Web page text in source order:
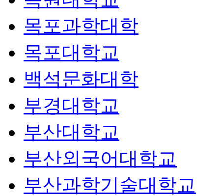
목포과학대학
목포대학교
백석문화대학
부경대학교
부산대학교
부산외국어대학교
부산과학기술대학교